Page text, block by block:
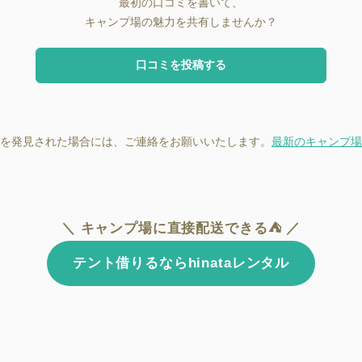
キャンプ場の魅力を共有しませんか？
口コミを投稿する
発見された場合には、ご連絡をお願いいたします。 最新のキャンプ
＼ キャンプ場に直接配送できる⛺ ／
テント借りるならhinataレンタル